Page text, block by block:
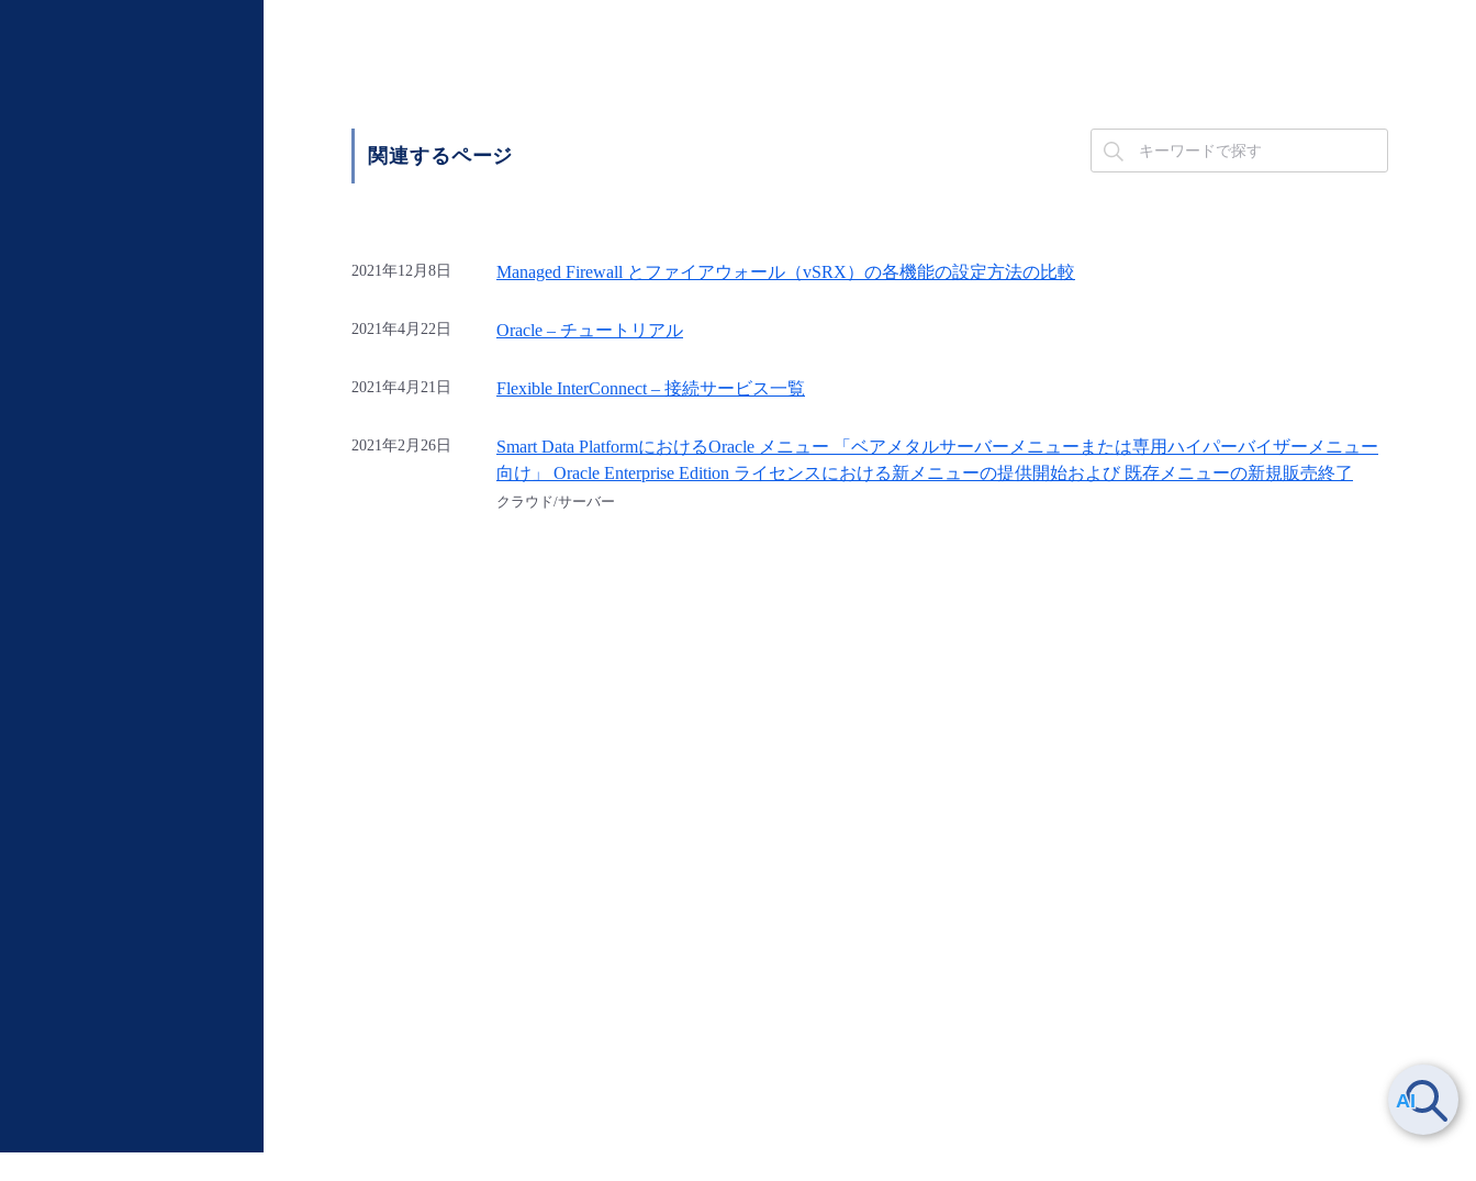
関連するページ
2021年12月8日 Managed Firewall とファイアウォール（vSRX）の各機能の設定方法の比較
2021年4月22日 Oracle – チュートリアル
2021年4月21日 Flexible InterConnect – 接続サービス一覧
2021年2月26日
Smart Data PlatformにおけるOracle メニュー 「ベアメタルサーバーメニューまたは専用ハイパーバイザーメニュー
向け」 Oracle Enterprise Edition ライセンスにおける新メニューの提供開始および 既存メニューの新規販売終了
クラウド/サーバー